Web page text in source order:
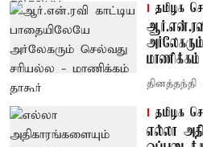
தமிழக
மாணிக்கம்
தினத்தந்தி
தமிழக
எல்லா